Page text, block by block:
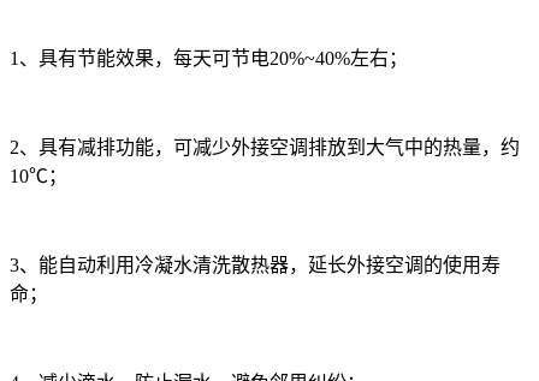
1、具有节能效果，每天可节电20%~40%左右；
2、具有减排功能，可减少外接空调排放到大气中的热量，约
10℃；
3、能自动利用冷凝水清洗散热器，延长外接空调的使用寿
命；